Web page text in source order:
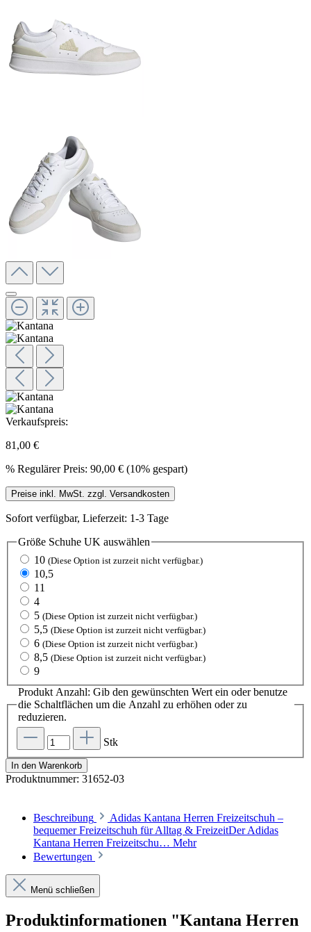
Verkaufspreis:
81,00 €
% Regulärer Preis: 90,00 € (10% gespart)
Preise inkl. MwSt. zzgl. Versandkosten
Sofort verfügbar, Lieferzeit: 1-3 Tage
Größe Schuhe UK auswählen
10 (Diese Option ist zurzeit nicht verfügbar.)
10,5
11
4
5 (Diese Option ist zurzeit nicht verfügbar.)
5,5 (Diese Option ist zurzeit nicht verfügbar.)
6 (Diese Option ist zurzeit nicht verfügbar.)
8,5 (Diese Option ist zurzeit nicht verfügbar.)
9
Produkt Anzahl: Gib den gewünschten Wert ein oder benutze
die Schaltflächen um die Anzahl zu erhöhen oder zu
reduzieren.
Stk
In den Warenkorb
Produktnummer: 31652-03
Beschreibung
Adidas Kantana Herren Freizeitschuh –
bequemer Freizeitschuh für Alltag & FreizeitDer Adidas
Kantana Herren Freizeitschu… Mehr
Bewertungen
Menü schließen
Produktinformationen "Kantana Herren